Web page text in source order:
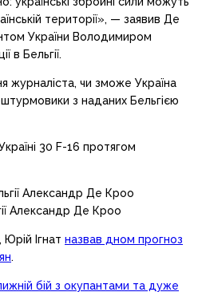
території», — заявив Де
України Володимиром
в Бельгії.
журналіста, чи зможе Україна
штурмовики з наданих Бельгією
30 F-16 протягом
Александр Де Кроо
Ігнат назвав дном прогноз
.
бій з окупантами та дуже